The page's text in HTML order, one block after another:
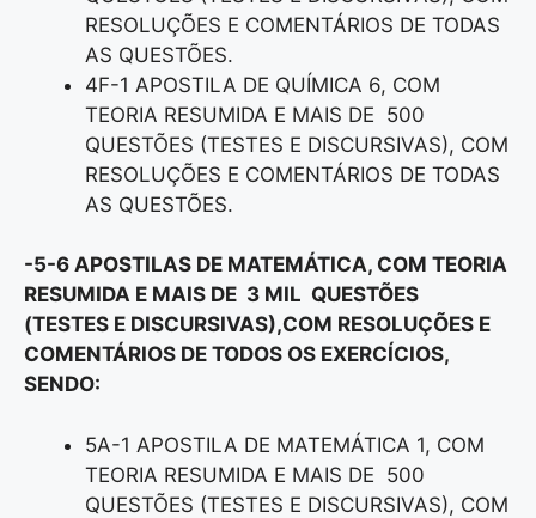
RESOLUÇÕES E COMENTÁRIOS DE TODAS
AS QUESTÕES.
4F-1 APOSTILA DE QUÍMICA 6, COM
TEORIA RESUMIDA E MAIS DE 500
QUESTÕES (TESTES E DISCURSIVAS), COM
RESOLUÇÕES E COMENTÁRIOS DE TODAS
AS QUESTÕES.
-5-6 APOSTILAS DE MATEMÁTICA, COM TEORIA
RESUMIDA E MAIS DE 3 MIL QUESTÕES
(TESTES E DISCURSIVAS),COM RESOLUÇÕES E
COMENTÁRIOS DE TODOS OS EXERCÍCIOS,
SENDO:
5A-1 APOSTILA DE MATEMÁTICA 1, COM
TEORIA RESUMIDA E MAIS DE 500
QUESTÕES (TESTES E DISCURSIVAS), COM